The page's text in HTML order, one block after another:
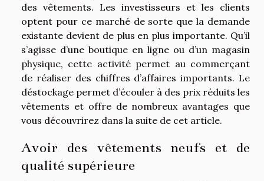
des vêtements. Les investisseurs et les clients
optent pour ce marché de sorte que la demande
existante devient de plus en plus importante. Qu’il
s’agisse d’une boutique en ligne ou d’un magasin
physique, cette activité permet au commerçant
de réaliser des chiffres d’affaires importants. Le
déstockage permet d’écouler à des prix réduits les
vêtements et offre de nombreux avantages que
vous découvrirez dans la suite de cet article.
Avoir des vêtements neufs et de
qualité supérieure